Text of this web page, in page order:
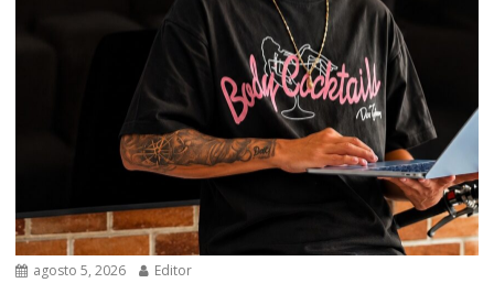
agosto 5, 2026 Editor